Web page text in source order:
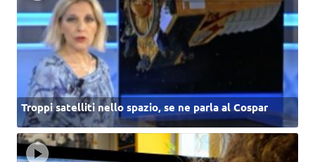
Troppi satelliti nello spazio, se ne parla al Cospar